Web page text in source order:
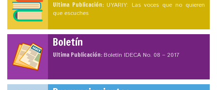
Ultima Publicación: UYARIY: Las voces que no quieren
que escuches
Boletín
Ultima Publicación:Boletín IDECA No. 08 – 2017